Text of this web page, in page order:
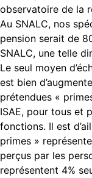
observatoire de la
Au SNALC, nos
pension serait de
SNALC, une telle
Le seul moyen
est bien
prétendues «
ISAE, pour tous et
fonctions. Il est
primes »
perçus par les
représentent 4%